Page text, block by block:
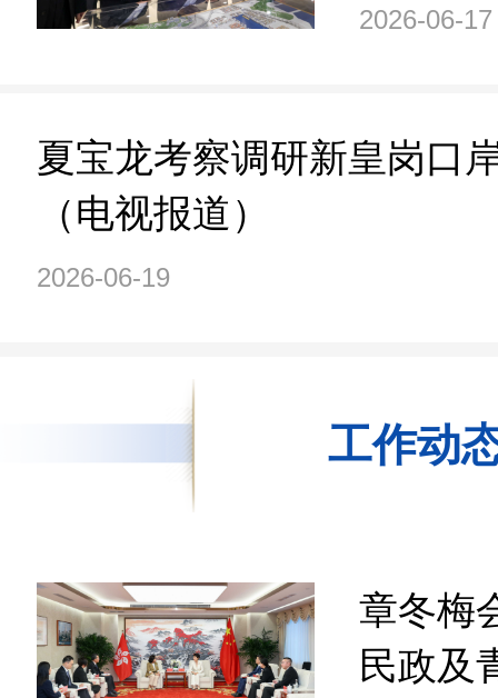
2026-06-17
夏宝龙考察调研新皇岗口
（电视报道）
2026-06-19
工作动
章冬梅
民政及